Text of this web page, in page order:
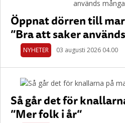
Öppnat dörren till
”Bra att saker
NYHETER 03 augusti 2026 04.00
Så går det för
”Mer folk i år”